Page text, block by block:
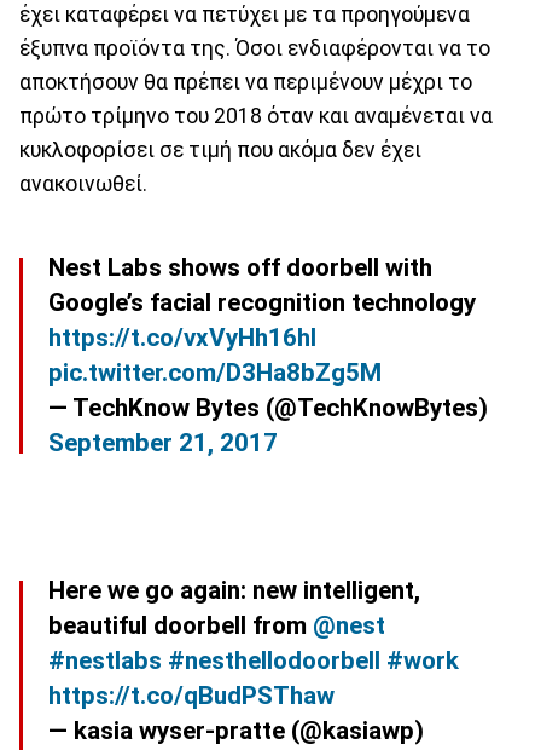
έχει καταφέρει να πετύχει με τα προηγούμενα
έξυπνα προϊόντα της. Όσοι ενδιαφέρονται να το
αποκτήσουν θα πρέπει να περιμένουν μέχρι το
πρώτο τρίμηνο του 2018 όταν και αναμένεται να
κυκλοφορίσει σε τιμή που ακόμα δεν έχει
ανακοινωθεί.
Nest Labs shows off doorbell with
Google’s facial recognition technology
https://t.co/vxVyHh16hI
pic.twitter.com/D3Ha8bZg5M
— TechKnow Bytes (@TechKnowBytes)
September 21, 2017
Here we go again: new intelligent,
beautiful doorbell from @nest
#nestlabs #nesthellodoorbell #work
https://t.co/qBudPSThaw
— kasia wyser-pratte (@kasiawp)